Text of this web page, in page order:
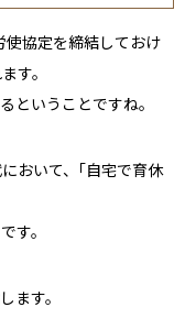
使協定を締結しておけ
す。
ということですね。
おいて、｢自宅で育休
す。
ます。